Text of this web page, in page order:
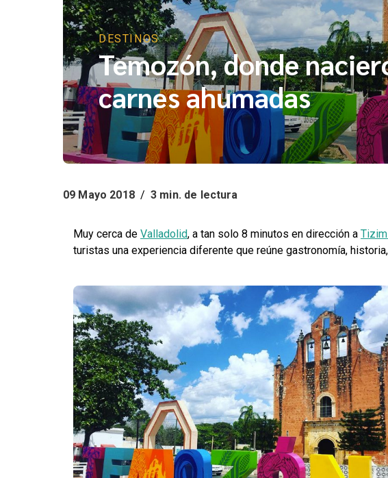
DESTINOS
Temozón, donde
carnes ahumadas
09 Mayo 2018 / 3 min. de lectura
Muy cerca de Valladolid, a tan solo 8 minutos en dirección a
turistas una experiencia diferente que reúne gastronomía,